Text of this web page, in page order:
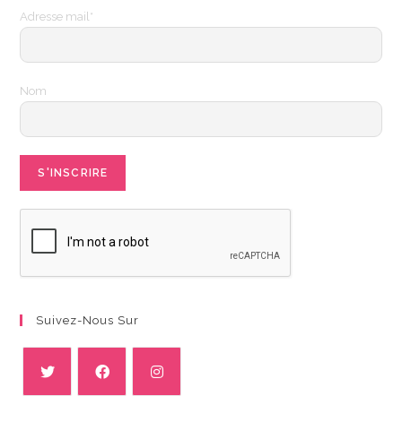
Adresse mail*
Nom
Suivez-Nous Sur